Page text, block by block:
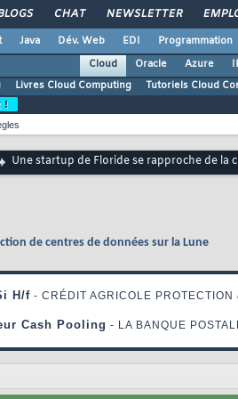
CHAT NEWSLETTER
Java Dév. Web EDI Programmation
Cloud
Oracle Azure
Livres Cloud Computing Tutoriels Cloud
!
Une startup de Floride se rapproche de la
de centres de données sur la Lune